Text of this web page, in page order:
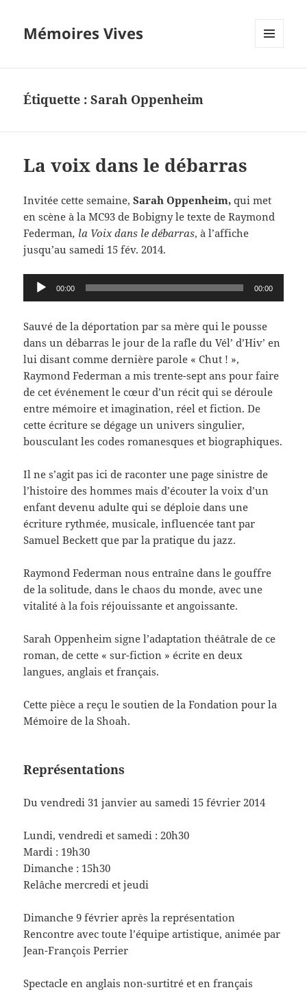
Mémoires Vives
Étiquette :Sarah Oppenheim
La voix dans le débarras
Invitée cette semaine,Sarah Oppenheim, qui met
en scène à la MC93 de Bobigny le texte de Raymond
Federman, la Voix dans le débarras, à l’affiche
jusqu’au samedi 15 fév. 2014.
Lecteur
audio
00:00 00:00
Sauvé de la déportation par sa mère qui le pousse
dans un débarras le jour de la rafle du Vél’ d’Hiv’ en
lui disant comme dernière parole « Chut ! »,
Raymond Federman a mis trente-sept ans pour faire
de cet événement le cœur d’un récit qui se déroule
entre mémoire et imagination, réel et fiction. De
cette écriture se dégage un univers singulier,
bousculant les codes romanesques et biographiques.
Il ne s’agit pas ici de raconter une page sinistre de
l’histoire des hommes mais d’écouter la voix d’un
enfant devenu adulte qui se déploie dans une
écriture rythmée, musicale, influencée tant par
Samuel Beckett que par la pratique du jazz.
Raymond Federman nous entraîne dans le gouffre
de la solitude, dans le chaos du monde, avec une
vitalité à la fois réjouissante et angoissante.
Sarah Oppenheim signe l’adaptation théâtrale de ce
roman, de cette « sur-fiction » écrite en deux
langues, anglais et français.
Cette pièce a reçu le soutien de la Fondation pour la
Mémoire de la Shoah.
Représentations
Du vendredi 31 janvier au samedi 15 février 2014
Lundi, vendredi et samedi : 20h30
Mardi : 19h30
Dimanche : 15h30
Relâche mercredi et jeudi
Dimanche 9 février après la représentation
Rencontre avec toute l’équipe artistique, animée par
Jean-François Perrier
Spectacle en anglais non-surtitré et en français